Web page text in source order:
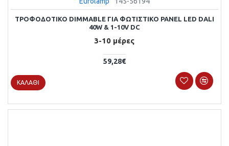
ΤΡΟΦΟΔΟΤΙΚΟ DIMMABLE ΓΙΑ ΦΩΤΙΣΤΙΚΟ PANEL LED DALI
40W & 1-10V DC
3-10 μέρες
59,28€
ΚΑΛΆΘΙ